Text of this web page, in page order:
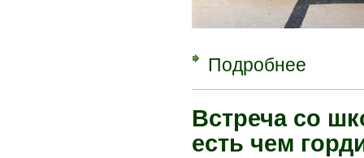
Подробнее
Встреча со
есть чем